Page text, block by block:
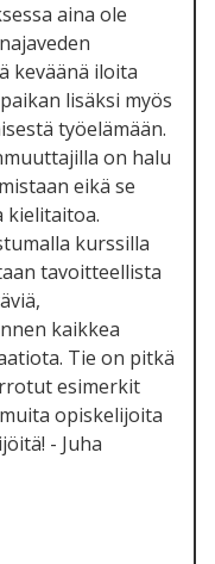
aina ole
keväänä iloita
lisäksi myös
työelämään.
on halu
eikä se
kielitaitoa.
kurssilla
tavoitteellista
kaikkea
Tie on pitkä
esimerkit
opiskelijoita
- Juha